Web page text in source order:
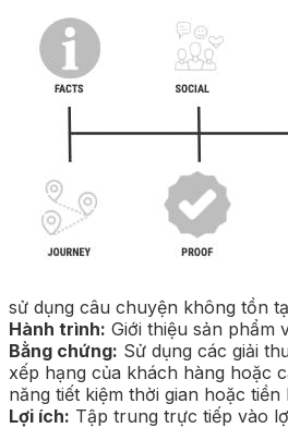
sử dụng câu chuyện không tồn
Hành trình: Giới thiệu sản phẩm
Bằng chứng: Sử dụng các giải
xếp hạng của khách hàng hoặc
năng tiết kiệm thời gian hoặc tiền
Lợi ích: Tập trung trực tiếp vào